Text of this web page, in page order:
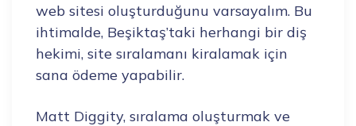
web sitesi oluşturduğunu varsayalım. Bu
ihtimalde, Beşiktaş’taki herhangi bir diş
hekimi, site sıralamanı kiralamak için
sana ödeme yapabilir.
Matt Diggity, sıralama oluşturmak ve